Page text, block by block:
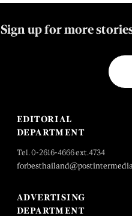
Sign up for more
EDITORIAL
DEPARTMENT
Tel. 0-2616-4666 ext.4734
ADVERTISING
DEPARTMENT